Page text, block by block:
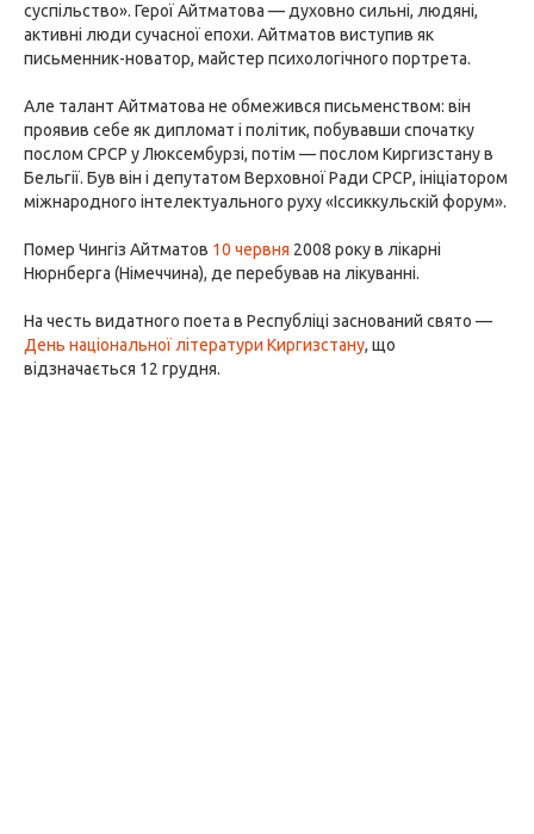
суспільство». Герої Айтматова — духовно сильні, людяні,
активні люди сучасної епохи. Айтматов виступив як
письменник-новатор, майстер психологічного портрета.
Але талант Айтматова не обмежився письменством: він
проявив себе як дипломат і політик, побувавши спочатку
послом СРСР у Люксембурзі, потім — послом Киргизстану в
Бельгії. Був він і депутатом Верховної Ради СРСР, ініціатором
міжнародного інтелектуального руху «Іссиккульскій форум».
Помер Чингіз Айтматов 10 червня 2008 року в лікарні
Нюрнберга (Німеччина), де перебував на лікуванні.
На честь видатного поета в Республіці заснований свято —
День національної літератури Киргизстану, що
відзначається 12 грудня.